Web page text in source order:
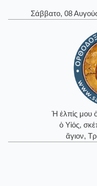
Σάββατο, 08
Ἡ ἐλπίς μου
ὁ Υἱός,
ἅγιον,